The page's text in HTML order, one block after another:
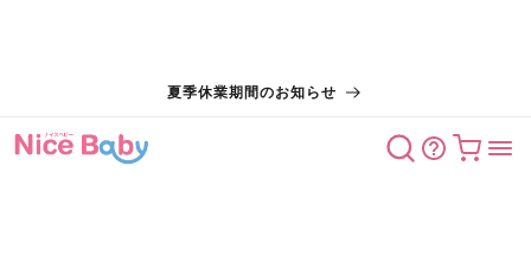
夏季休業期間のお知らせ
カート